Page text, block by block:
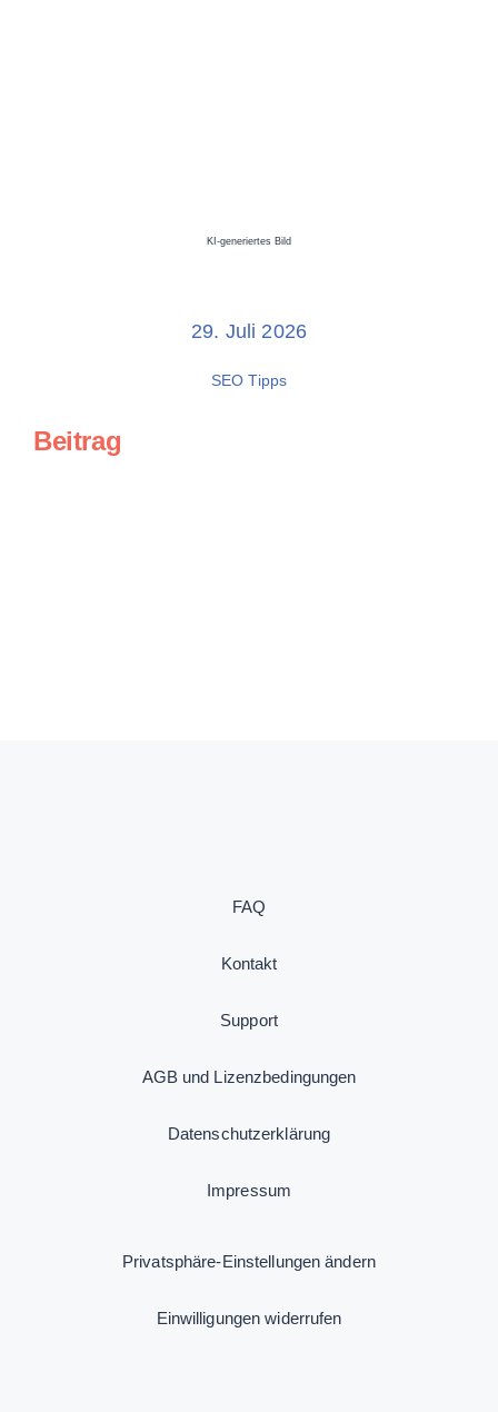
KI-generiertes Bild
29. Juli 2026
SEO Tipps
Beitrag
FAQ
Kontakt
Support
AGB und Lizenzbedingungen
Datenschutzerklärung
Impressum
Privatsphäre-Einstellungen ändern
Einwilligungen widerrufen